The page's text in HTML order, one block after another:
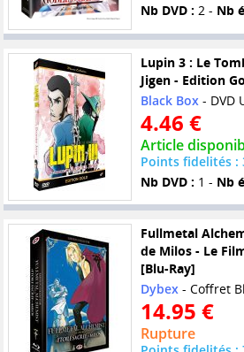
Nb DVD : 2 - Nb
Lupin 3 : Le
Jigen - Edition
Black Box - DVD
4.46 €
Article
Points fidelités :
Nb DVD : 1 - Nb
Fullmetal
de Milos - Le
[Blu-Ray]
Dybex - Coffret
14.95 €
Rupture